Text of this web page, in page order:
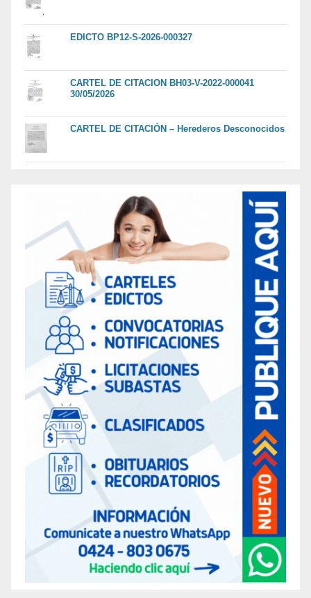
EDICTO BP12-S-2026-000327
CARTEL DE CITACION BH03-V-2022-000041
30/05/2026
CARTEL DE CITACIÓN – Herederos Desconocidos